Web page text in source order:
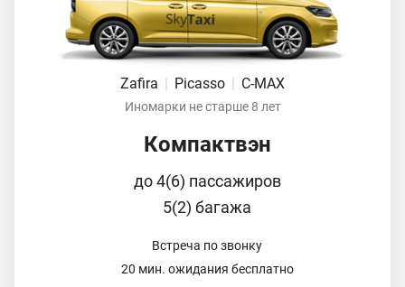
Zafira | Picasso | C-MAX
Иномарки не старше 8 лет
Компактвэн
до 4(6) пассажиров
5(2) багажа
Встреча по звонку
20 мин. ожидания бесплатно